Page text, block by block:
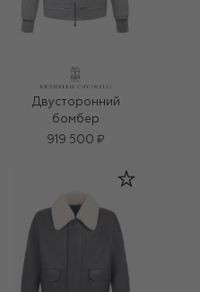
Двусторонний
бомбер
919 500 ₽